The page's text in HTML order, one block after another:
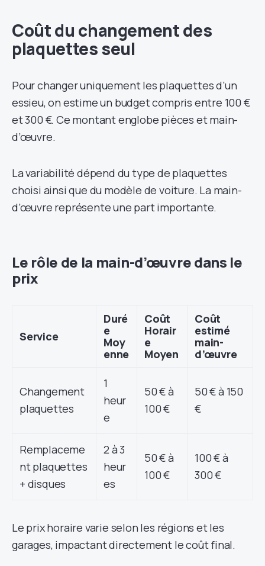
Coût du changement des
plaquettes seul
Pour changer uniquement les plaquettes d’un
essieu, on estime un budget compris entre 100 €
et 300 €. Ce montant englobe pièces et main-
d’œuvre.
La variabilité dépend du type de plaquettes
choisi ainsi que du modèle de voiture. La main-
d’œuvre représente une part importante.
Le rôle de la main-d’œuvre dans le
prix
Service
Duré
e
Moy
enne
Coût
Horair
e
Moyen
Coût
estimé
main-
d’œuvre
Changement
plaquettes
1
heur
e
50 € à
100 €
50 € à 150
€
Remplaceme
nt plaquettes
+ disques
2 à 3
heur
es
50 € à
100 €
100 € à
300 €
Le prix horaire varie selon les régions et les
garages, impactant directement le coût final.